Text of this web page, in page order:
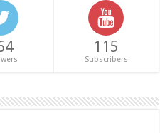
115
Subscribers